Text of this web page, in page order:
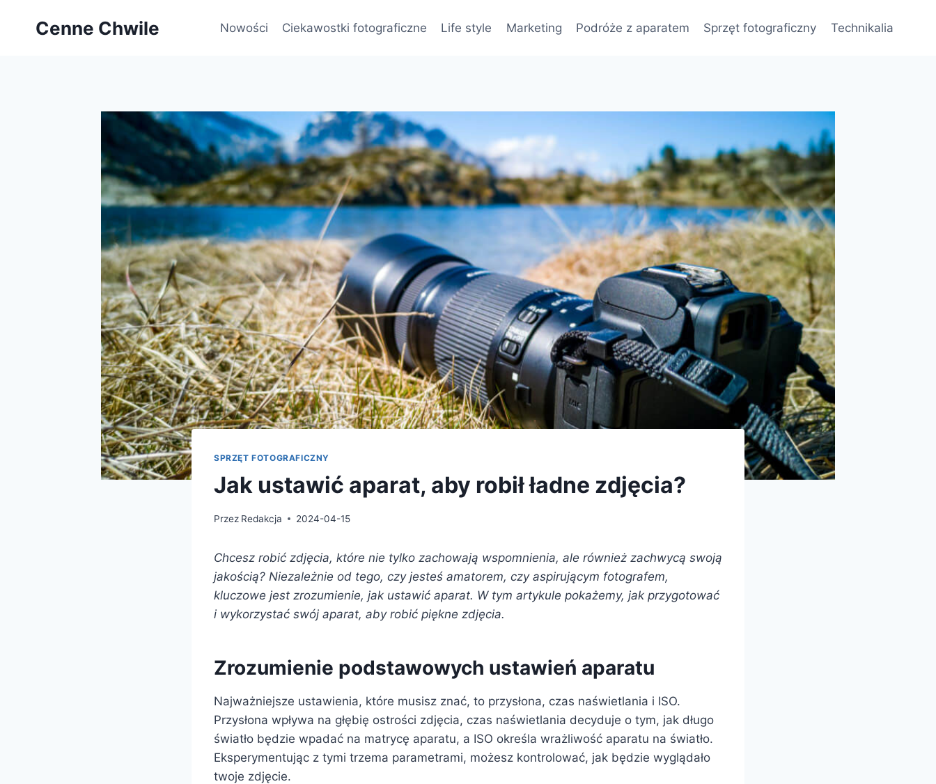
Cenne Chwile Nowości Ciekawostki fotograficzne Life style Marketing Podróże z aparatem Sprzęt fotograficzny Technikalia
SPRZĘT FOTOGRAFICZNY
Jak ustawić aparat, aby robił ładne zdjęcia?
Przez Redakcja 2024-04-15
Chcesz robić zdjęcia, które nie tylko zachowają wspomnienia, ale również zachwycą swoją
jakością? Niezależnie od tego, czy jesteś amatorem, czy aspirującym fotografem,
kluczowe jest zrozumienie, jak ustawić aparat. W tym artykule pokażemy, jak przygotować
i wykorzystać swój aparat, aby robić piękne zdjęcia.
Zrozumienie podstawowych ustawień aparatu
Najważniejsze ustawienia, które musisz znać, to przysłona, czas naświetlania i ISO.
Przysłona wpływa na głębię ostrości zdjęcia, czas naświetlania decyduje o tym, jak długo
światło będzie wpadać na matrycę aparatu, a ISO określa wrażliwość aparatu na światło.
Eksperymentując z tymi trzema parametrami, możesz kontrolować, jak będzie wyglądało
twoje zdjęcie.